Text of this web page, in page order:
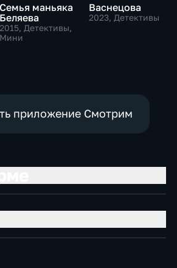
Семья маньяка
Беляева
2015, Детективы,
Мини
Васнецова
2023, Детективы
приложение Смотрим